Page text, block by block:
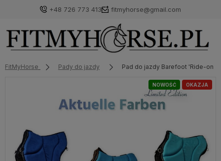
+48 726 773 413 fitmyhorse@gmail.com
FitMyHorse Pady do jazdy Pad do jazdy Barefoot 'Ride-on-
OKAZJA
NOWOŚĆ